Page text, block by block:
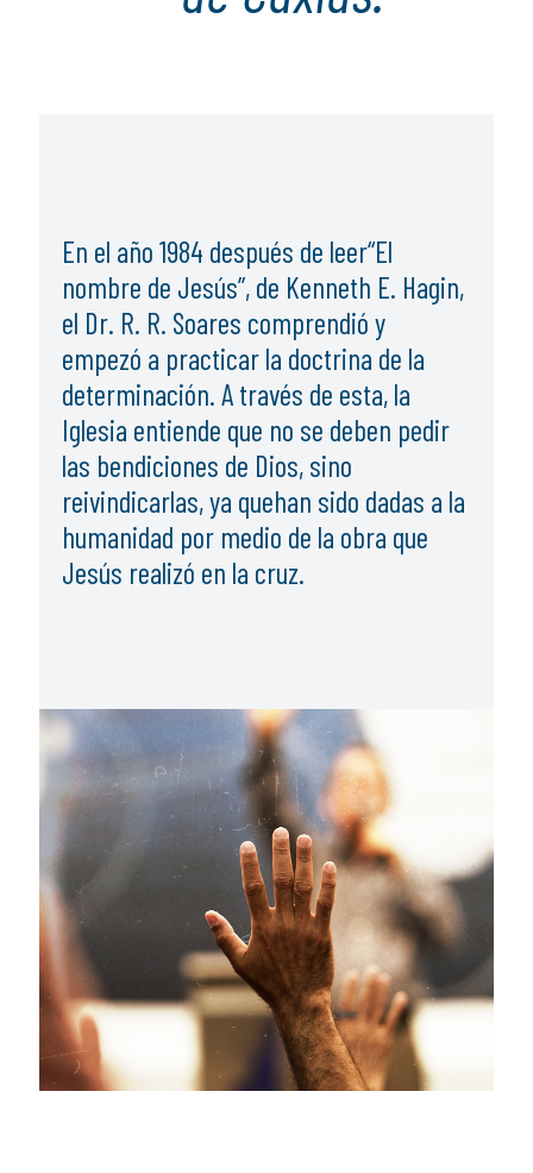
En el año 1984 después de leer“El
nombre de Jesús”, de Kenneth E. Hagin,
el Dr. R. R. Soares comprendió y
empezó a practicar la doctrina de la
determinación. A través de esta, la
Iglesia entiende que no se deben pedir
las bendiciones de Dios, sino
reivindicarlas, ya quehan sido dadas a la
humanidad por medio de la obra que
Jesús realizó en la cruz.